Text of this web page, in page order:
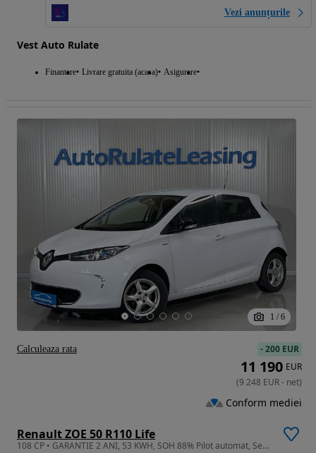
Vezi anunțurile
Vest Auto Rulate
Finantare Livrare gratuita (acasa) Asigurare
1 / 6
Renault ZOE 50 R110 Life
108 CP • GARANTIE 2 ANI, 53 KWH, SOH 88% Pilot automat, Senzori parcare, App
-200 EUR
11 190 EUR
(9 248 EUR- net)
Conform mediei
Calculeaza rata